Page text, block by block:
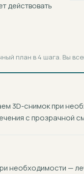
действовать
план в 4 шага. Вы
3D-снимок при
с прозрачной
необходимости —